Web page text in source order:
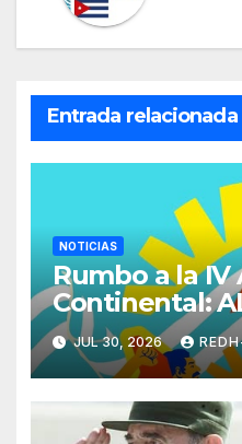
Entrada relacionada
NOTICIAS
Rumbo a la IV
Continental:
Movimientos
Habana para
unidad
JUL 30, 2026